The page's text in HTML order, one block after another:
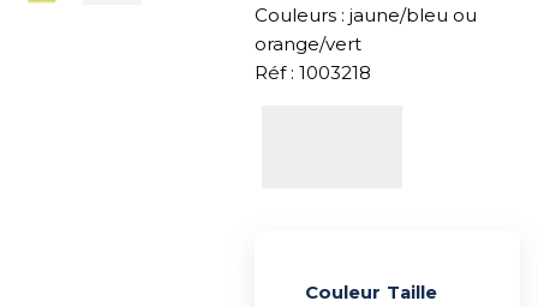
Couleurs : jaune/bleu ou
orange/vert
Réf : 1003218
Couleur Taille
Alternative: